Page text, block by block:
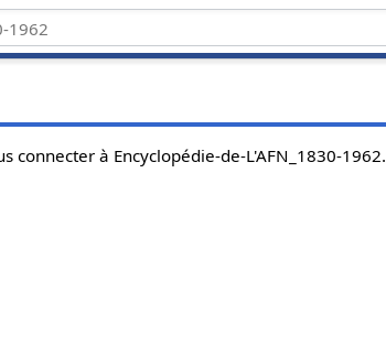
connecter à Encyclopédie-de-L'AFN_1830-1962.